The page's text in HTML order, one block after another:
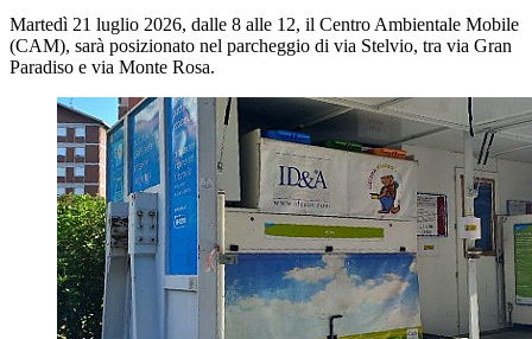
Martedì 21 luglio 2026, dalle 8 alle 12, il Centro Ambientale Mobile
(CAM), sarà posizionato nel parcheggio di via Stelvio, tra via Gran
Paradiso e via Monte Rosa.